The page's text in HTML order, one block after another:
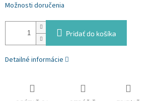
Možnosti doručenia
Pridať do košíka
Detailné informácie